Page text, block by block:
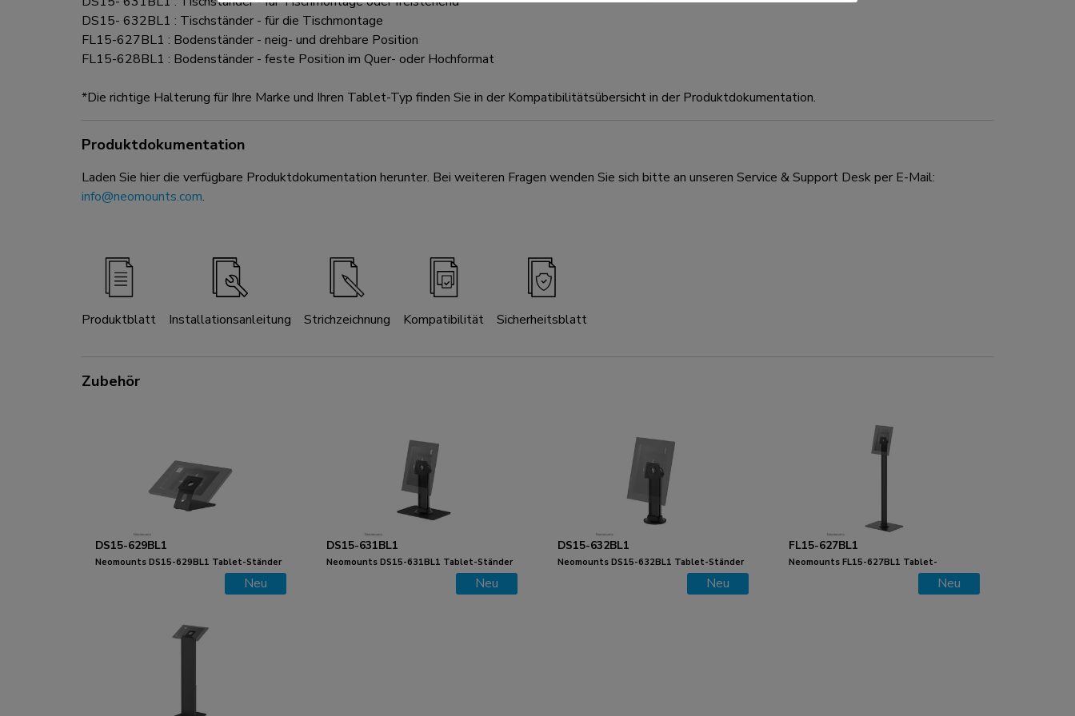
DS15- 632BL1 : Tischständer - für die Tischmontage
FL15-627BL1 : Bodenständer - neig- und drehbare Position
FL15-628BL1 : Bodenständer - feste Position im Quer- oder Hochformat
*Die richtige Halterung für Ihre Marke und Ihren Tablet-Typ finden Sie in der Kompatibilitätsübersicht in der Produktdokumentation.
Produktdokumentation
Laden Sie hier die verfügbare Produktdokumentation herunter. Bei weiteren Fragen wenden Sie sich bitte an unseren Service & Support Desk per E-Mail:
info@neomounts.com.
Produktblatt Installationsanleitung Strichzeichnung Kompatibilität Sicherheitsblatt
Zubehör
DS15-629BL1
Neomounts DS15-629BL1 Tablet-Ständer
für Schreibtisch und Wand - max 3 kg | 6,6
Neu
DS15-631BL1
Neomounts DS15-631BL1 Tablet-Ständer
für Schreibtisch - max 3 kg | 6,6 lbsNeu
DS15-632BL1
Neomounts DS15-632BL1 Tablet-Ständer
für Schreibtisch - max 3 kg | 6,6 lbsNeu
FL15-627BL1
Neomounts FL15-627BL1 Tablet-
Bodenständer - max 3 kg | 6,6 lbs
Neu